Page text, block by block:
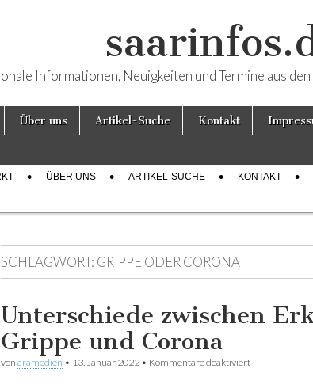
Informationen, Neuigkeiten und Termine aus
Über uns Artikel-Suche Kontakt
ÜBER UNS ARTIKEL-SUCHE KONTAKT
SCHLAGWORT: GRIPPE ODER CORONA
Unterschiede zwischen
Grippe und Corona
von aramedien • 13. Januar 2022 • Kommentare deaktiviert